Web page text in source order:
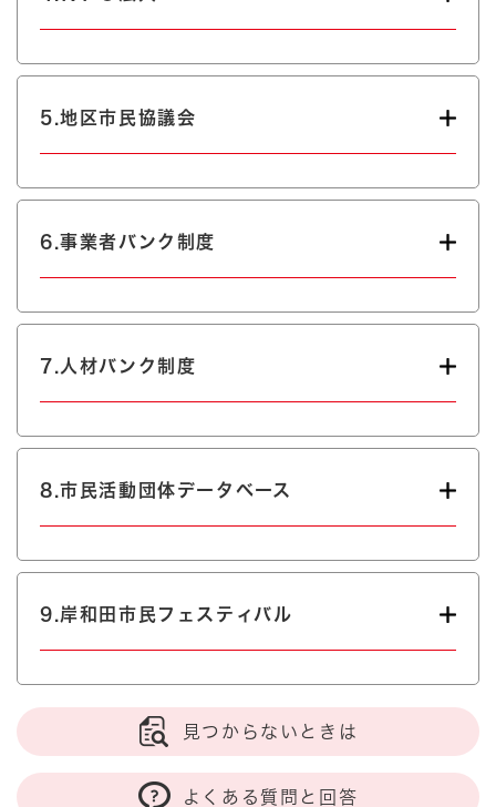
5.地区市民協議会
6.事業者バンク制度
7.人材バンク制度
8.市民活動団体データベース
9.岸和田市民フェスティバル
見つからないときは
よくある質問と回答